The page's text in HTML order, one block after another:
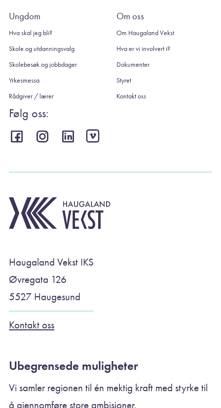
Ungdom
Hva skal jeg bli?
Skole og utdanningsvalg
Skolebesøk og jobbdager
Yrkesmessa
Rådgiver / lærer
Om oss
Om Haugaland Vekst
Hva er vi involvert i?
Dokumenter
Styret
Kontakt oss
Følg oss:
Haugaland Vekst IKS
Øvregata 126
5527 Haugesund
Kontakt oss
Ubegrensede muligheter
Vi samler regionen til én mektig kraft med styrke til
å gjennomføre store ambisjoner.